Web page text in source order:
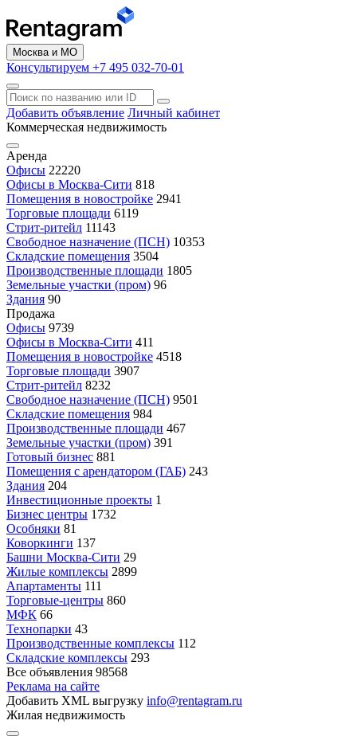
Москва и МО
Консультируем +7 495 032-70-01
Добавить объявление Личный кабинет
Коммерческая недвижимость
Аренда
Офисы 22220
Офисы в Москва-Сити 818
Помещения в новостройке 2941
Торговые площади 6119
Стрит-ритейл 11143
Свободное назначение (ПСН) 10353
Складские помещения 3504
Производственные площади 1805
Земельные участки (пром) 96
Здания 90
Продажа
Офисы 9739
Офисы в Москва-Сити 411
Помещения в новостройке 4518
Торговые площади 3907
Стрит-ритейл 8232
Свободное назначение (ПСН) 9501
Складские помещения 984
Производственные площади 467
Земельные участки (пром) 391
Готовый бизнес 881
Помещения с арендатором (ГАБ) 243
Здания 204
Инвестиционные проекты 1
Бизнес центры 1732
Особняки 81
Коворкинги 137
Башни Москва-Сити 29
Жилые комплексы 2899
Апартаменты 111
Торговые-центры 860
МФК 66
Технопарки 43
Производственные комплексы 112
Складские комплексы 293
Все объявления 98568
Реклама на сайте
Добавить XML выгрузку info@rentagram.ru
Жилая недвижимость